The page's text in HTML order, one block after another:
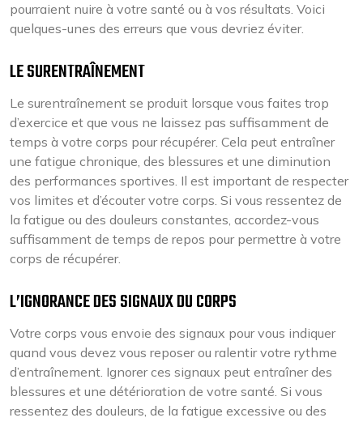
pourraient nuire à votre santé ou à vos résultats. Voici
quelques-unes des erreurs que vous devriez éviter.
LE SURENTRAÎNEMENT
Le surentraînement se produit lorsque vous faites trop
d’exercice et que vous ne laissez pas suffisamment de
temps à votre corps pour récupérer. Cela peut entraîner
une fatigue chronique, des blessures et une diminution
des performances sportives. Il est important de respecter
vos limites et d’écouter votre corps. Si vous ressentez de
la fatigue ou des douleurs constantes, accordez-vous
suffisamment de temps de repos pour permettre à votre
corps de récupérer.
L’IGNORANCE DES SIGNAUX DU CORPS
Votre corps vous envoie des signaux pour vous indiquer
quand vous devez vous reposer ou ralentir votre rythme
d’entraînement. Ignorer ces signaux peut entraîner des
blessures et une détérioration de votre santé. Si vous
ressentez des douleurs, de la fatigue excessive ou des